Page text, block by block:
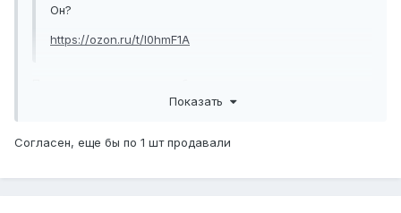
Он?
https://ozon.ru/t/I0hmF1A
Но ценник конечно конский.Показать
Согласен, еще бы по 1 шт продавали